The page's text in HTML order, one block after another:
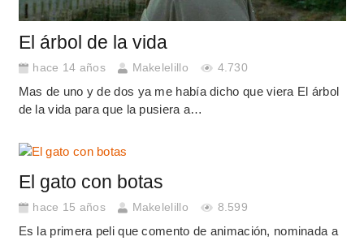
El árbol de la vida
hace 14 años Makelelillo 4.730
Mas de uno y de dos ya me había dicho que viera El árbol
de la vida para que la pusiera a…
El gato con botas
hace 15 años Makelelillo 8.599
Es la primera peli que comento de animación, nominada a